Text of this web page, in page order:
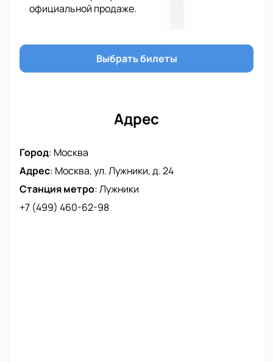
официальной продаже.
Выбрать билеты
Адрес
Город: Москва
Адрес: Москва, ул. Лужники, д. 24
Станция метро:Лужники
+7 (499) 460-62-98